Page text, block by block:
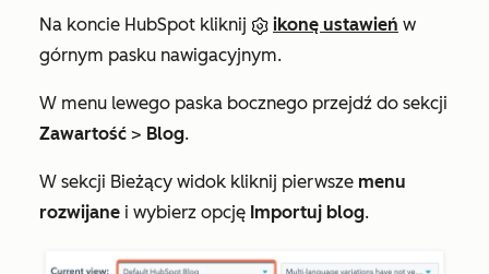
Na koncie HubSpot kliknij ikonę ustawień w
górnym pasku nawigacyjnym.
W menu lewego paska bocznego przejdź do sekcji
Zawartość > Blog.
W sekcji Bieżący widok kliknij pierwsze menu
rozwijane i wybierz opcję Importuj blog.